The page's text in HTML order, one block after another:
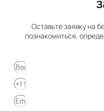
Оставьте заявку на
познакомиться,